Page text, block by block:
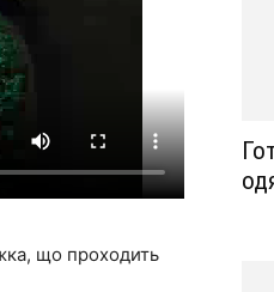
що проходить